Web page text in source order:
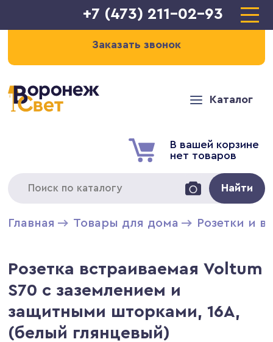
+7 (473) 211-02-93
Заказать звонок
Каталог
В вашей корзине
нет товаров
Найти
Главная Товары для дома Розетки и
Розетка встраиваемая Voltum
S70 с заземлением и
защитными шторками, 16А,
(белый глянцевый)